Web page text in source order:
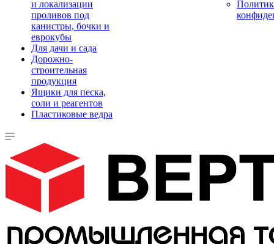
и локализации
проливов под
канистры, бочки и
еврокубы
Для дачи и сада
Дорожно-
строительная
продукция
Ящики для песка,
соли и реагентов
Пластиковые ведра